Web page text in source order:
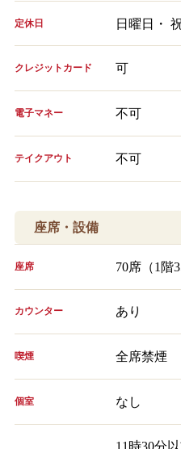
定休日 日曜日・
クレジットカード 可
電子マネー 不可
テイクアウト 不可
座席・設備
座席 70席（1階
カウンター あり
喫煙 全席禁煙
個室 なし
11時30分